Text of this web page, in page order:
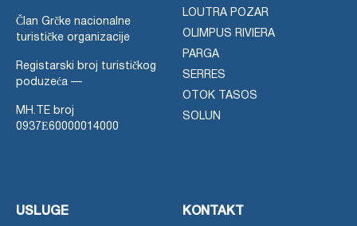
Član Grčke nacionalne
turističke organizacije
Registarski broj turističkog
poduzeća —
MH.TE broj
0937Ε60000014000
LOUTRA POZAR
OLIMPUS RIVIERA
PARGA
SERRES
OTOK TASOS
SOLUN
USLUGE KONTAKT